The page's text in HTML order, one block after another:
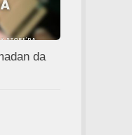
da